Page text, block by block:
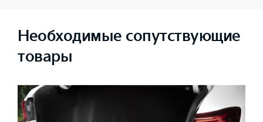
Необходимые сопутствующие
товары